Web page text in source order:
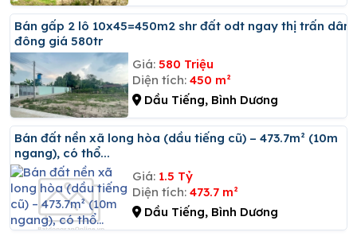
Bán gấp 2 lô 10x45=450m2 shr đất odt ngay thị trấn dân
đông giá 580tr
Giá: 580 Triệu
Diện tích: 450 m²
Dầu Tiếng, Bình Dương
Bán đất nền xã long hòa (dầu tiếng cũ) – 473.7m² (10m
ngang), có thổ...
Giá: 1.5 Tỷ
Diện tích: 473.7 m²
Dầu Tiếng, Bình Dương